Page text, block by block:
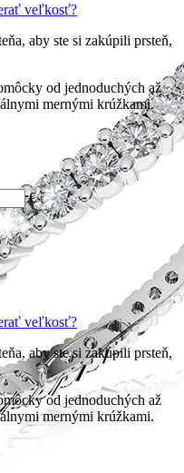
veľkosť?
aby ste si zakúpili prsteň,
od jednoduchých až
mernými krúžkami.
€
veľkosť?
aby ste si zakúpili prsteň,
od jednoduchých až
mernými krúžkami.